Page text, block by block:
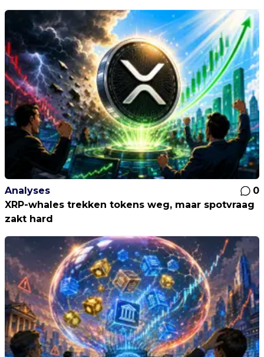
Analyses
0
XRP-whales trekken tokens weg, maar spotvraag
zakt hard